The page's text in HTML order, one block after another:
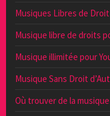
Musiques Libres de
Musique libre de droits
Musique illimitée pour
Musique Sans Droit
Où trouver de la